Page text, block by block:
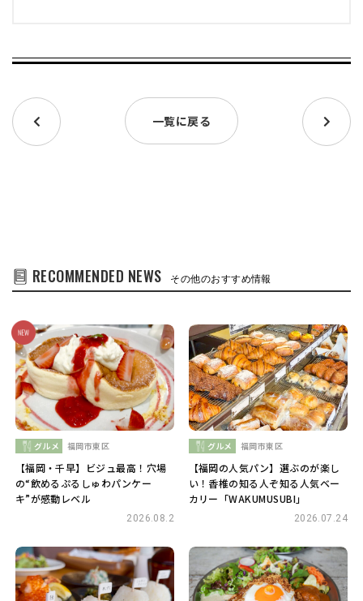
一覧に戻る
RECOMMENDED NEWS その他のおすすめ情報
グルメ 福岡市東区
【福岡・千早】ビジュ最高！穴場
の“飲めるぷるしゅわパンケー
キ”が感動レベル
2026.08.2
グルメ 福岡市東区
【福岡の人気パン】選ぶのが楽し
い！香椎の知る人ぞ知る人気ベー
カリー「WAKUMUSUBI」
2026.07.24